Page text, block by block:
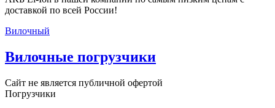
доставкой по всей России!
Вилочный
Вилочные погрузчики
Сайт не является публичной офертой
Погрузчики